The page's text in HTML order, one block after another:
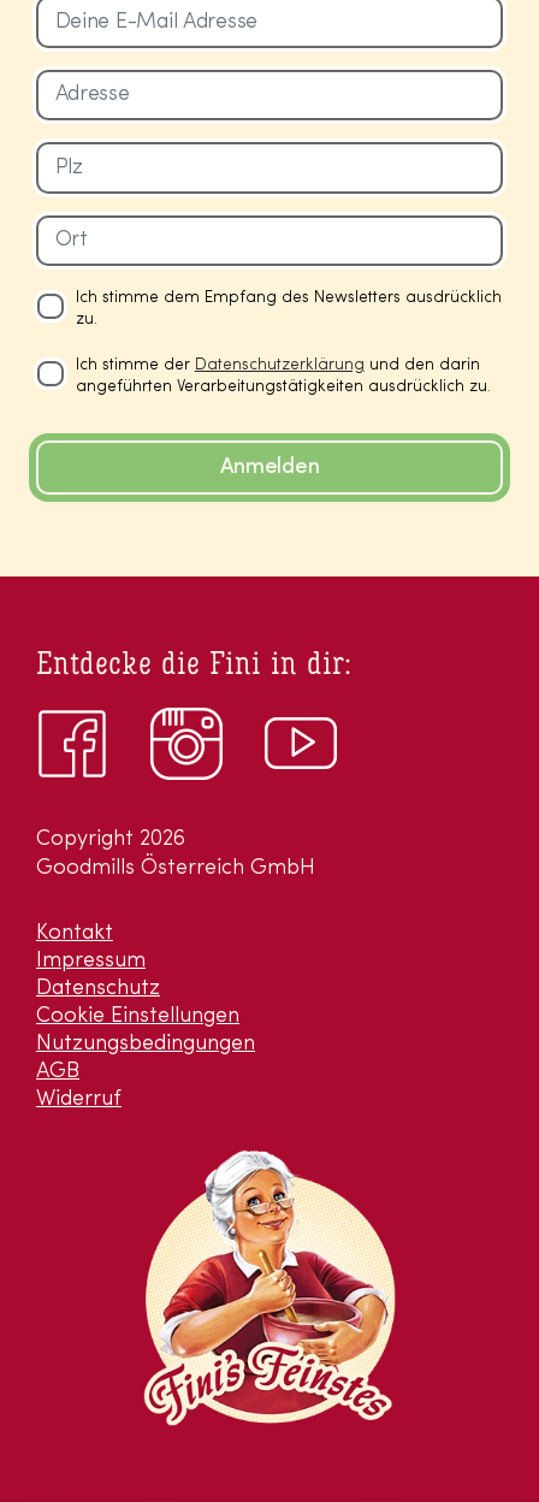
Ich stimme dem Empfang des Newsletters ausdrücklich
zu.
Ich stimme der Datenschutzerklärung und den darin
angeführten Verarbeitungstätigkeiten ausdrücklich zu.
Anmelden
Copyright 2026
Goodmills Österreich GmbH
Kontakt
Impressum
Datenschutz
Cookie Einstellungen
Nutzungsbedingungen
AGB
Widerruf
Entdecke die Fini in dir: